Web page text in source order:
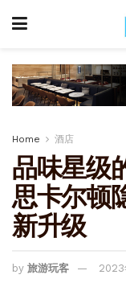
Home 酒店
品味星级
思卡尔顿
新升级
by 旅游玩客 2023